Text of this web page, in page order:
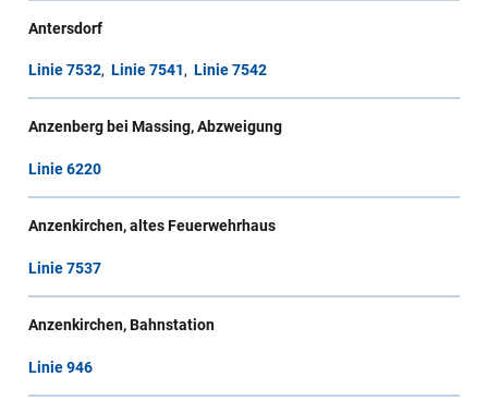
Antersdorf
Linie 7532,Linie 7541,Linie 7542
Anzenberg bei Massing, Abzweigung
Linie 6220
Anzenkirchen, altes Feuerwehrhaus
Linie 7537
Anzenkirchen, Bahnstation
Linie 946